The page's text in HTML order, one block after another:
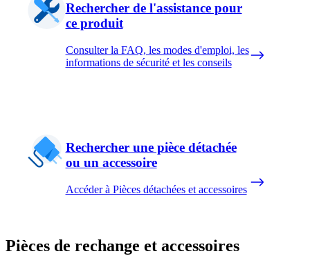
Rechercher de l'assistance pour
ce produit
Consulter la FAQ, les modes d'emploi, les
informations de sécurité et les conseils
Rechercher une pièce détachée
ou un accessoire
Accéder à Pièces détachées et accessoires
Pièces de rechange et accessoires